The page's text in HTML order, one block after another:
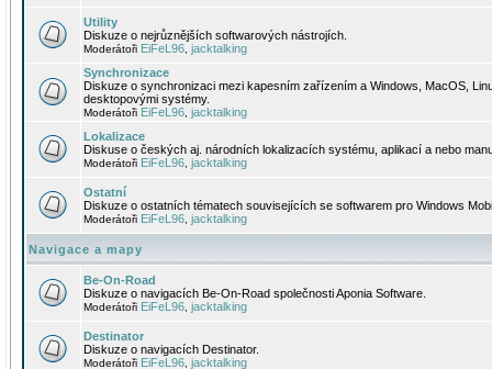
Utility
Diskuze o nejrůznějších softwarových nástrojích.
Moderátoři EiFeL96 jacktalking
Synchronizace
Diskuze o synchronizaci mezi kapesním zařízením a Windows, MacOS,
desktopovými systémy.
Moderátoři EiFeL96 jacktalking
Lokalizace
Diskuse o českých aj. národních lokalizacích systému, aplikací a nebo
Moderátoři EiFeL96 jacktalking
Ostatní
Diskuze o ostatních tématech souvisejících se softwarem pro Windows
Moderátoři EiFeL96 jacktalking
Navigace a mapy
Be-On-Road
Diskuze o navigacích Be-On-Road společnosti Aponia Software.
Moderátoři EiFeL96 jacktalking
Destinator
Diskuze o navigacích Destinator.
Moderátoři EiFeL96 jacktalking